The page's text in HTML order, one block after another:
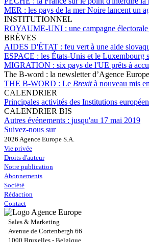
MER : les pays de la mer Noire lancent un
INSTITUTIONNEL
ROYAUME-UNI : une campagne
BRÈVES
AIDES D'ÉTAT : feu vert à une aide
ESPACE : les États-Unis et le Luxembourg
MIGRATION : six pays de l'UE prêts à
The B-word : la newsletter d’Agence
THE B-WORD : Le Brexità nouveau mis
CALENDRIER
Principales activités des Institutions
CALENDRIER BIS
Autres événements : jusqu'au 17 mai 2019
Suivez-nous sur
2026 Agence Europe S.A.
Vie privée
Droits d'auteur
Notre publication
Abonnements
Société
Rédaction
Contact
Sales & Marketing
Avenue de Cortenbergh 66
1000 Bruxelles - Belgique